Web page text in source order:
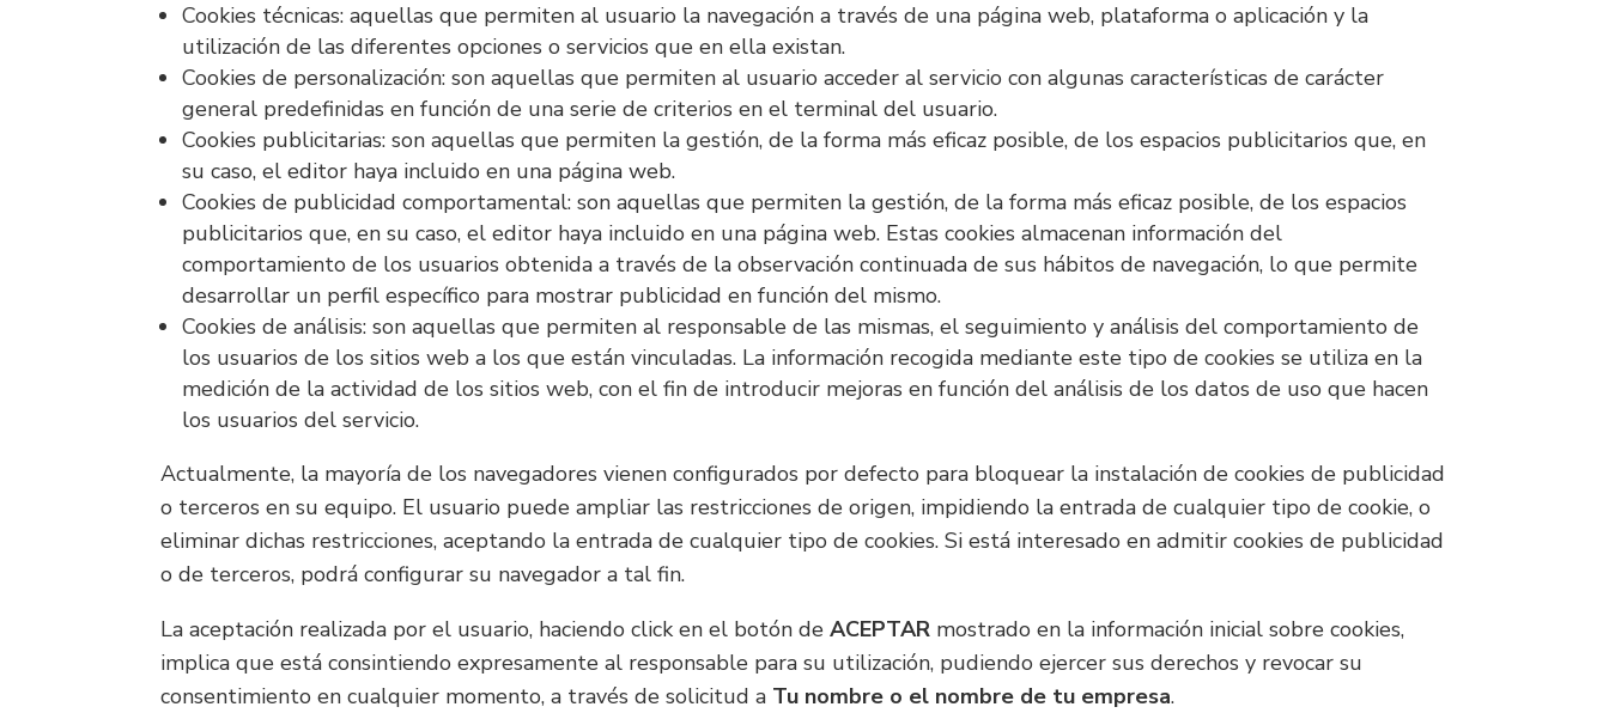
Cookies técnicas: aquellas que permiten al usuario la navegación a través de una página web, plataforma o aplicación y la
utilización de las diferentes opciones o servicios que en ella existan.
Cookies de personalización: son aquellas que permiten al usuario acceder al servicio con algunas características de carácter
general predefinidas en función de una serie de criterios en el terminal del usuario.
Cookies publicitarias: son aquellas que permiten la gestión, de la forma más eficaz posible, de los espacios publicitarios que, en
su caso, el editor haya incluido en una página web.
Cookies de publicidad comportamental: son aquellas que permiten la gestión, de la forma más eficaz posible, de los espacios
publicitarios que, en su caso, el editor haya incluido en una página web. Estas cookies almacenan información del
comportamiento de los usuarios obtenida a través de la observación continuada de sus hábitos de navegación, lo que permite
desarrollar un perfil específico para mostrar publicidad en función del mismo.
Cookies de análisis: son aquellas que permiten al responsable de las mismas, el seguimiento y análisis del comportamiento de
los usuarios de los sitios web a los que están vinculadas. La información recogida mediante este tipo de cookies se utiliza en la
medición de la actividad de los sitios web, con el fin de introducir mejoras en función del análisis de los datos de uso que hacen
los usuarios del servicio.
Actualmente, la mayoría de los navegadores vienen configurados por defecto para bloquear la instalación de cookies de publicidad
o terceros en su equipo. El usuario puede ampliar las restricciones de origen, impidiendo la entrada de cualquier tipo de cookie, o
eliminar dichas restricciones, aceptando la entrada de cualquier tipo de cookies. Si está interesado en admitir cookies de publicidad
o de terceros, podrá configurar su navegador a tal fin.
La aceptación realizada por el usuario, haciendo click en el botón deACEPTAR mostrado en la información inicial sobre cookies,
implica que está consintiendo expresamente al responsable para su utilización, pudiendo ejercer sus derechos y revocar su
consentimiento en cualquier momento, a través de solicitud a Tu nombre o el nombre de tu empresa.